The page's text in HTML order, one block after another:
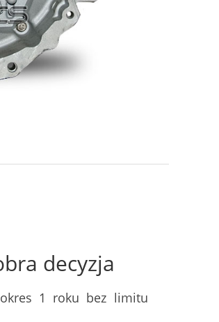
decyzja
1 roku bez limitu